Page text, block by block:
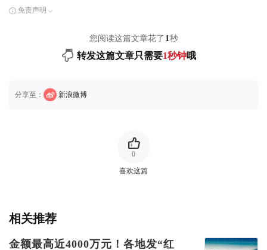
免责声明
您阅读这篇文章花了 1秒
转发这篇文章只需要1秒钟哦
分享至： 新浪微博
喜欢这篇
0
相关推荐
金额最高近4000万元！各地发“红